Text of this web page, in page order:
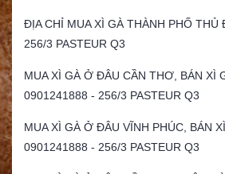
ĐỊA CHỈ MUA XÌ GÀ THÀNH PHỐ
256/3 PASTEUR Q3
MUA XÌ GÀ Ở ĐÂU CẦN THƠ, BÁN XÌ
0901241888 - 256/3 PASTEUR Q3
MUA XÌ GÀ Ở ĐÂU VĨNH PHÚC, BÁN
0901241888 - 256/3 PASTEUR Q3